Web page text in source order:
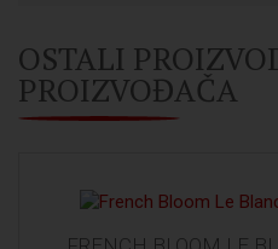
OSTALI
PROIZVOĐAČA